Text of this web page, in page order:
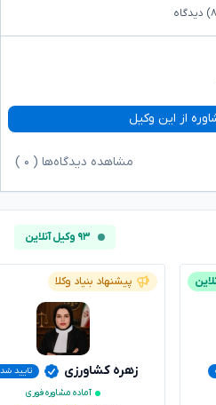
دیدگاه
از این وکیل
مشاهده دیدگاه‌ها ( ۰
۹۳ وکیل آنلاین
پیشنهاد بنیاد وکلا
زهره کشاورزی
تایید
آماده مشاوره فوری